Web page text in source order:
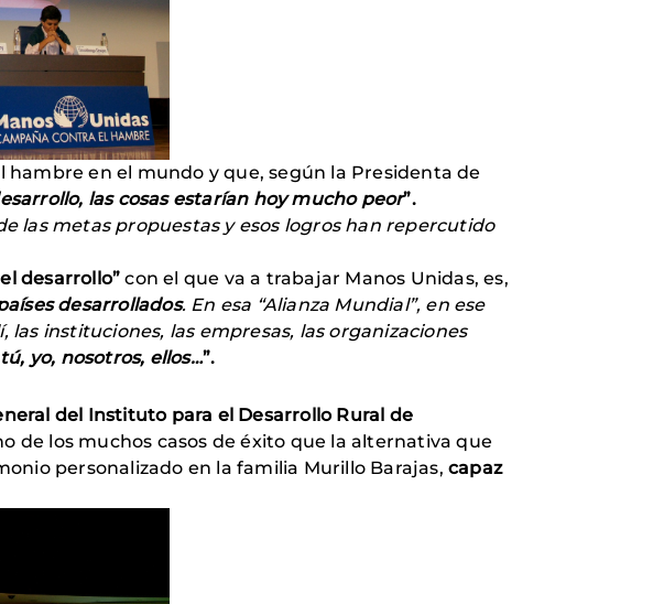
en el mundo y que, según la Presidenta de
las cosas estarían hoy mucho peor”.
las metas propuestas y esos logros han repercutido
desarrollo” con el que va a trabajar Manos Unidas, es,
desarrollados. En esa “Alianza Mundial”, en ese
instituciones, las empresas, las organizaciones
yo, nosotros, ellos…”.
del Instituto para el Desarrollo Rural de
de los muchos casos de éxito que la alternativa que
personalizado en la familia Murillo Barajas,capaz